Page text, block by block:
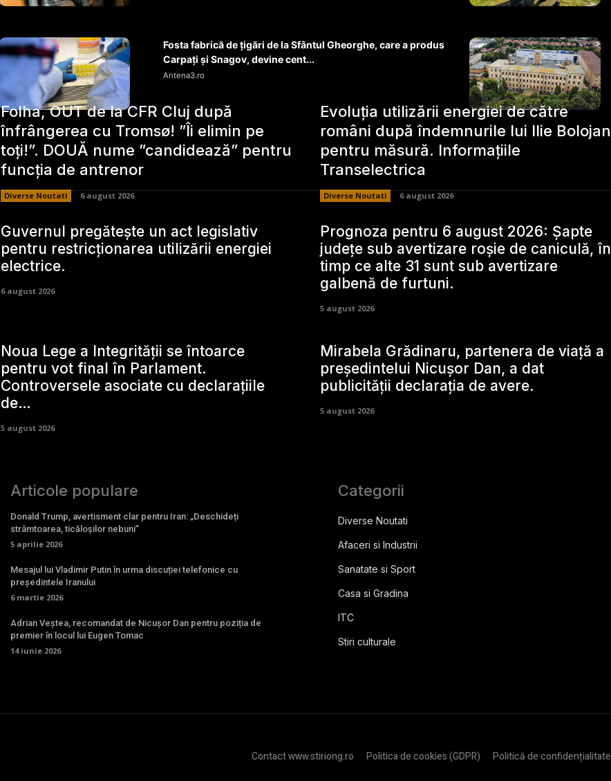
Fosta fabrică de țigări de la Sfântul Gheorghe, care a produs
Carpați și Snagov, devine cent...
Antena3.ro
Folha, OUT de la CFR Cluj după
înfrângerea cu Tromsø! ”Îi elimin pe
toți!”. DOUĂ nume ”candidează” pentru
funcția de antrenor
Diverse Noutati 6 august 2026
Evoluția utilizării energiei de către
români după îndemnurile lui Ilie Bolojan
pentru măsură. Informațiile
Transelectrica
Diverse Noutati 6 august 2026
Guvernul pregătește un act legislativ
pentru restricționarea utilizării energiei
electrice.
6 august 2026
Prognoza pentru 6 august 2026: Șapte
județe sub avertizare roșie de caniculă, în
timp ce alte 31 sunt sub avertizare
galbenă de furtuni.
5 august 2026
Noua Lege a Integrității se întoarce
pentru vot final în Parlament.
Controversele asociate cu declarațiile
de…
5 august 2026
Mirabela Grădinaru, partenera de viață a
președintelui Nicușor Dan, a dat
publicității declarația de avere.
5 august 2026
Articole populare
Donald Trump, avertisment clar pentru Iran: „Deschideți
strâmtoarea, ticăloșilor nebuni”
5 aprilie 2026
Mesajul lui Vladimir Putin în urma discuției telefonice cu
președintele Iranului
6 martie 2026
Adrian Veștea, recomandat de Nicușor Dan pentru poziția de
premier în locul lui Eugen Tomac
14 iunie 2026
Categorii
Diverse Noutati
Afaceri si Industrii
Sanatate si Sport
Casa si Gradina
ITC
Stiri culturale
Contact www.stiriong.ro Politica de cookies (GDPR) Politică de confidențialitate